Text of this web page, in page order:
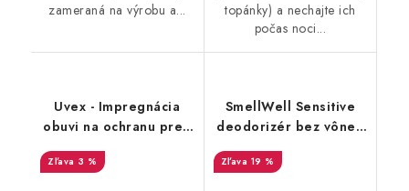
zameraná na výrobu a...
topánky) a nechajte ich
počas noci...
Uvex - Impregnácia
obuvi na ochranu pred
premočením a
škvrnami 100 ml
3 %
SmellWell Sensitive
deodorizér bez vône -
Grey
19 %